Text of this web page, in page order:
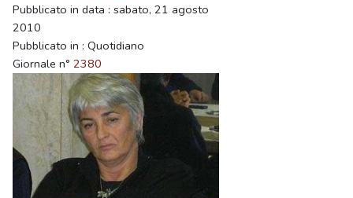
Pubblicato in data : sabato, 21 agosto
2010
Pubblicato in : Quotidiano
Giornale n° 2380